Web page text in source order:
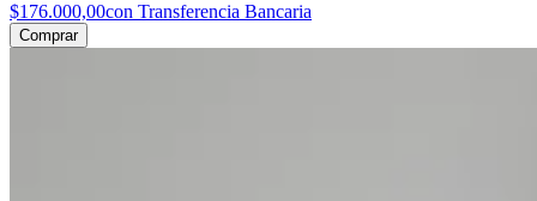
$176.000,00con Transferencia Bancaria
Comprar